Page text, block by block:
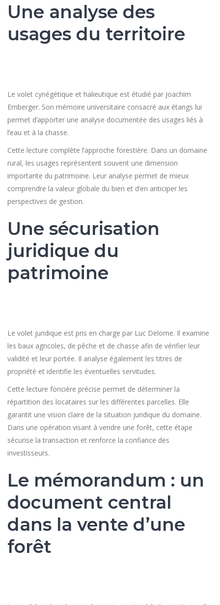
Une analyse des
usages du territoire
Le volet cynégétique et halieutique est étudié par Joachim
Emberger. Son mémoire universitaire consacré aux étangs lui
permet d’apporter une analyse documentée des usages liés à
l’eau et à la chasse.
Cette lecture complète l’approche forestière. Dans un domaine
rural, les usages représentent souvent une dimension
importante du patrimoine. Leur analyse permet de mieux
comprendre la valeur globale du bien et d’en anticiper les
perspectives de gestion.
Une sécurisation
juridique du
patrimoine
Le volet juridique est pris en charge par Luc Delome. Il examine
les baux agricoles, de pêche et de chasse afin de vérifier leur
validité et leur portée. Il analyse également les titres de
propriété et identifie les éventuelles servitudes.
Cette lecture foncière précise permet de déterminer la
répartition des locataires sur les différentes parcelles. Elle
garantit une vision claire de la situation juridique du domaine.
Dans une opération visant à vendre une forêt, cette étape
sécurise la transaction et renforce la confiance des
investisseurs.
Le mémorandum : un
document central
dans la vente d’une
forêt